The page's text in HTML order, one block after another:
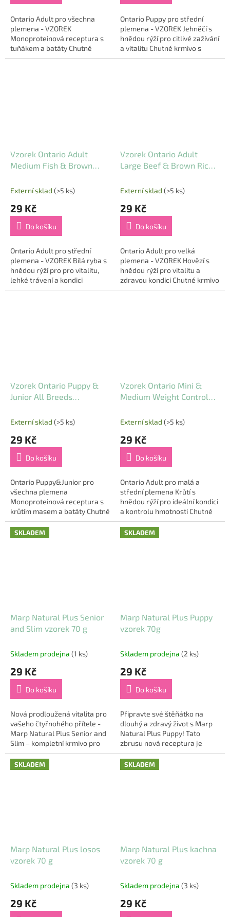
Ontario Adult pro všechna
plemena - VZOREK
Monoproteinová receptura s
tuňákem a batáty Chutné
krmivo s jediným zdrojem
Ontario Puppy pro střední
plemena - VZOREK Jehněčí s
hnědou rýží pro citlivé zažívání
a vitalitu Chutné krmivo s
kvalitním jehněčím masem a
Vzorek Ontario Adult
Medium Fish & Brown
Externí sklad (>5 ks)
29 Kč
Do košíku
Ontario Adult pro střední
plemena - VZOREK Bílá ryba s
hnědou rýží pro pro vitalitu,
lehké trávení a kondici
Chutné krmivo s lehce
Vzorek Ontario Adult
Large Beef & Brown Rice
Externí sklad (>5 ks)
29 Kč
Do košíku
Ontario Adult pro velká
plemena - VZOREK Hovězí s
hnědou rýží pro vitalitu a
zdravou kondici Chutné krmivo
s kvalitním hovězím masem a
Vzorek Ontario Puppy &
Junior All Breeds
Sweet Potatoes 0,1 kg
Externí sklad (>5 ks)
29 Kč
Do košíku
Ontario Puppy&Junior pro
všechna plemena
Monoproteinová receptura s
krůtím masem a batáty Chutné
krmivo s jediným živočišným
proteinem – kvalitní krůtou je
ideální volbou...
Vzorek Ontario Mini &
Medium Weight Control
Externí sklad (>5 ks)
29 Kč
Do košíku
Ontario Adult pro malá a
střední plemena Krůtí s
hnědou rýží pro ideální kondici
a kontrolu hmotnosti Chutné
krmivo s nízkotučným krůtím
masem a hnědou rýží je...
SKLADEM
Marp Natural Plus Senior
and Slim vzorek 70 g
Skladem prodejna (1 ks)
29 Kč
Do košíku
Nová prodloužená vitalita pro
vašeho čtyřnohého přítele -
Marp Natural Plus Senior and
Slim – kompletní krmivo pro
dospělé a starší psy, které
nabízí jedinečnou péči o
jejich...
SKLADEM
Marp Natural Plus Puppy
vzorek 70g
Skladem prodejna (2 ks)
29 Kč
Do košíku
Připravte své štěňátko na
dlouhý a zdravý život s Marp
Natural Plus Puppy! Tato
zbrusu nová receptura je
navržena speciálně pro
štěňata všech plemen, a to s
důrazem na kvalitní...
SKLADEM
Marp Natural Plus losos
vzorek 70 g
Skladem prodejna (3 ks)
29 Kč
SKLADEM
Marp Natural Plus kachna
vzorek 70 g
Skladem prodejna (3 ks)
29 Kč